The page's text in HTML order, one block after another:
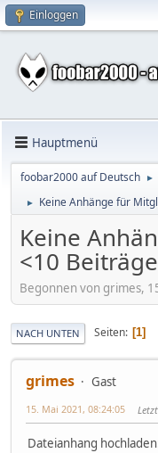
Einloggen
Hauptmenü
foobar2000 auf Deutsch ►
► Keine Anhänge für
Keine
<10 Beiträge
Begonnen von grimes,
NACH UNTEN Seiten 1
grimes Gast
15. Mai 2021, 08:24:05
Dateianhang